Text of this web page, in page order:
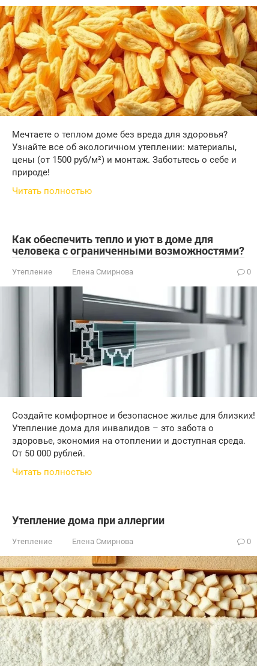
Мечтаете о теплом доме без вреда для здоровья?
Узнайте все об экологичном утеплении: материалы,
цены (от 1500 руб/м²) и монтаж. Заботьтесь о себе и
природе!
Читать полностью
Как обеспечить тепло и уют в доме для
человека с ограниченными возможностями?
Утепление Елена Смирнова 0
Создайте комфортное и безопасное жилье для близких!
Утепление дома для инвалидов – это забота о
здоровье, экономия на отоплении и доступная среда.
От 50 000 рублей.
Читать полностью
Утепление дома при аллергии
Утепление Елена Смирнова 0